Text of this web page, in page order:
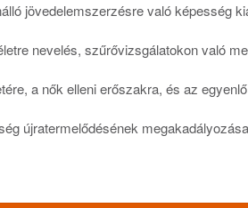
jövedelemszerzésre való képesség
nevelés, szűrővizsgálatokon való
a nők elleni erőszakra, és az
újratermelődésének